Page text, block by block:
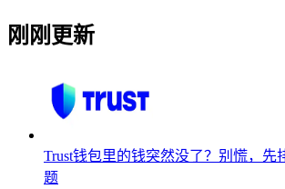
刚刚更新
Trust钱包里的钱突然没了？别慌，先
题